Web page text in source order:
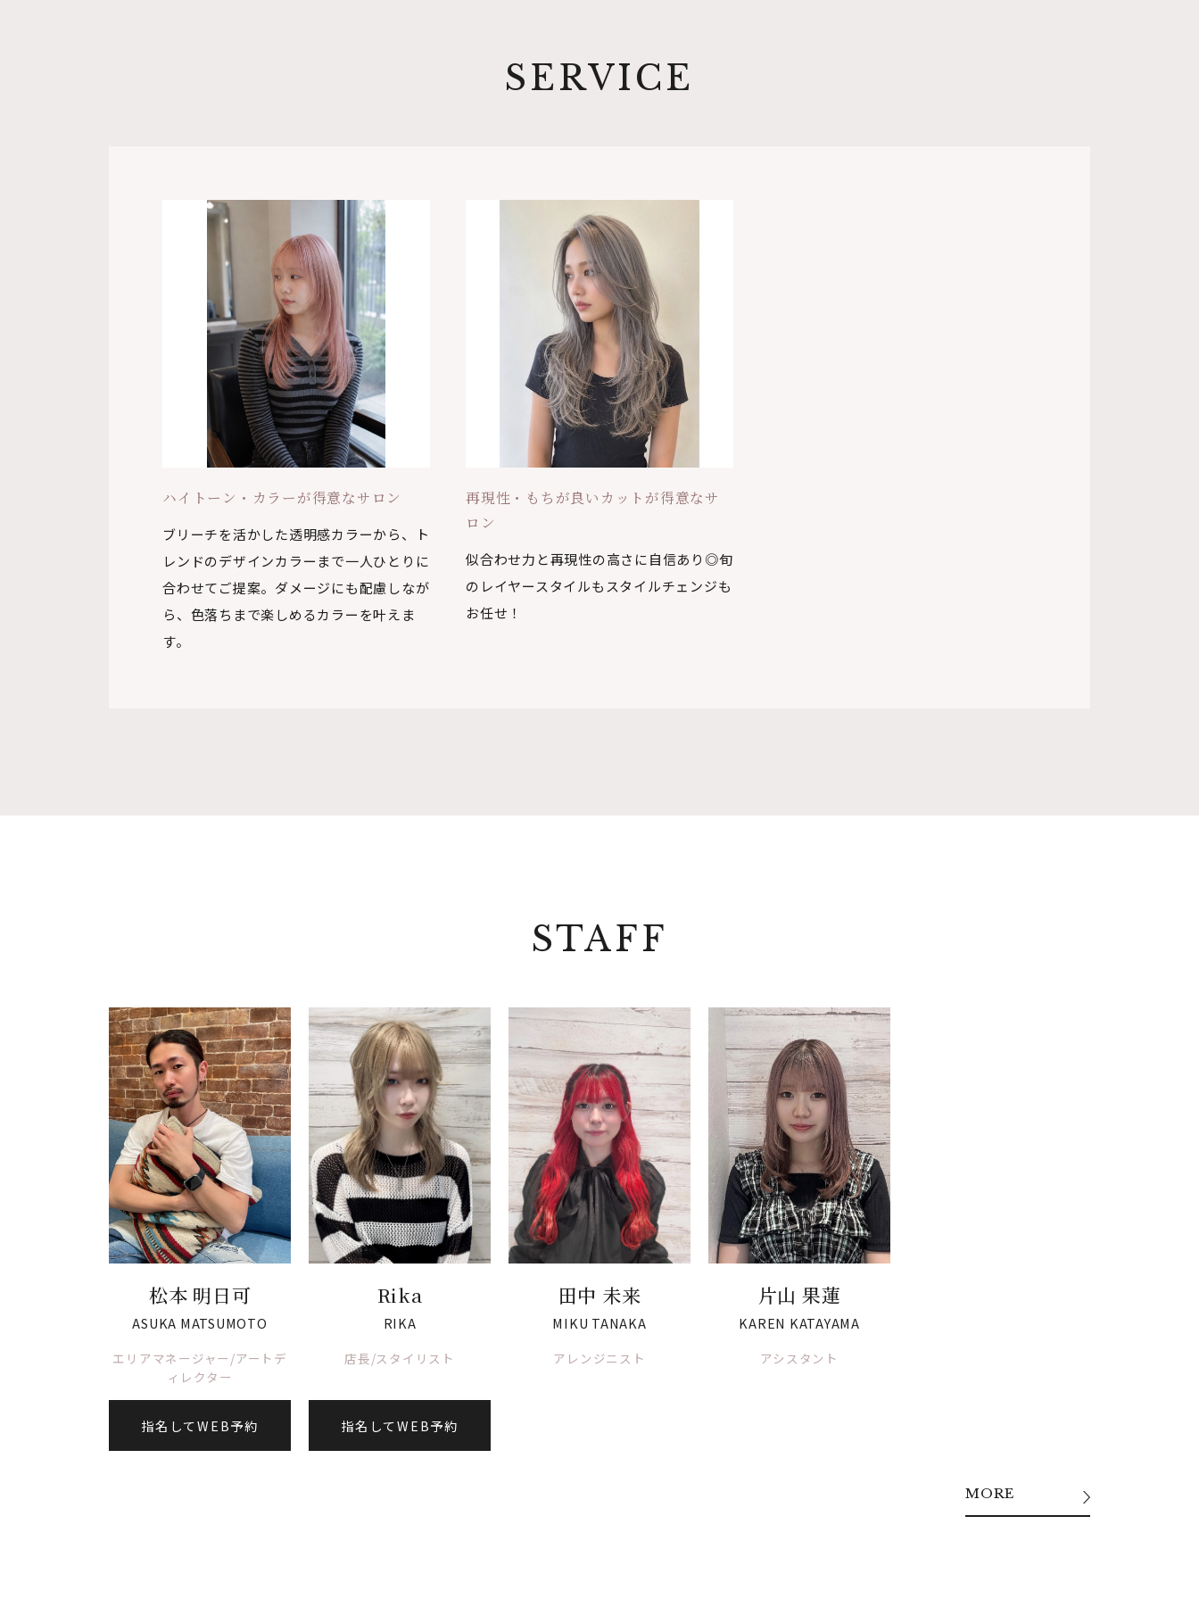
SERVICE
ハイトーン・カラーが得意なサロン
ブリーチを活かした透明感カラーから、ト
レンドのデザインカラーまで一人ひとりに
合わせてご提案。ダメージにも配慮しなが
ら、色落ちまで楽しめるカラーを叶えま
す。
再現性・もちが良いカットが得意なサ
ロン
似合わせ力と再現性の高さに自信あり◎旬
のレイヤースタイルもスタイルチェンジも
お任せ！
STAFF
松本 明日可
ASUKA MATSUMOTO
エリアマネージャー/アートデ
ィレクター
指名してWEB予約
Rika
RIKA
店長/スタイリスト
指名してWEB予約
田中 未来
MIKU TANAKA
アレンジニスト
片山 果蓮
KAREN KATAYAMA
アシスタント
MORE